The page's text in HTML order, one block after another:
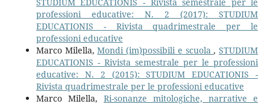
STUDIUM EDUCATIONIS - Rivista semestrale per le
professioni educative: N. 2 (2017): STUDIUM
EDUCATIONIS - Rivista quadrimestrale per le
professioni educative
Marco Milella,Mondi (im)possibili e scuola,STUDIUM
EDUCATIONIS - Rivista semestrale per le professioni
educative: N. 2 (2015): STUDIUM EDUCATIONIS -
Rivista quadrimestrale per le professioni educative
Marco Milella, Ri-sonanze mitologiche, narrative e